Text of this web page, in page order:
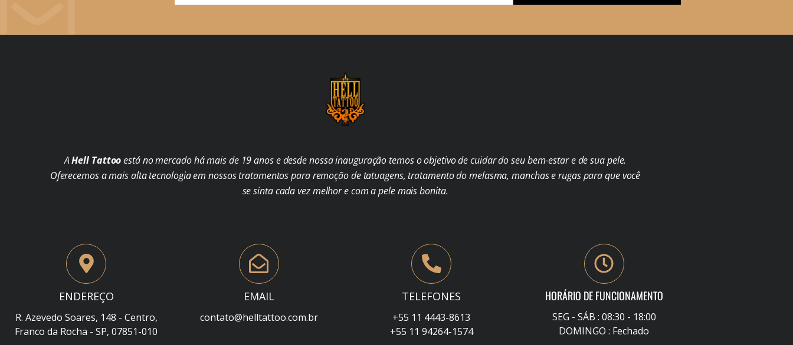
AHell Tattooestá no mercado há mais de 19 anos e desde nossa inauguração temos o objetivo de cuidar do seu bem-estar e de sua pele.
Oferecemos a mais alta tecnologia em nossos tratamentos para remoção de tatuagens, tratamento do melasma, manchas e rugas para que você
se sinta cada vez melhor e com a pele mais bonita.
ENDEREÇO
R. Azevedo Soares, 148 - Centro,
Franco da Rocha - SP, 07851-010
EMAIL
contato@helltattoo.com.br
TELEFONES
+55 11 4443-8613
+55 11 94264-1574
HORÁRIO DE FUNCIONAMENTO
SEG - SÁB : 08:30 - 18:00
DOMINGO : Fechado